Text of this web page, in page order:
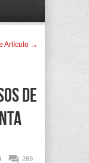
Artí­culo →
de
269